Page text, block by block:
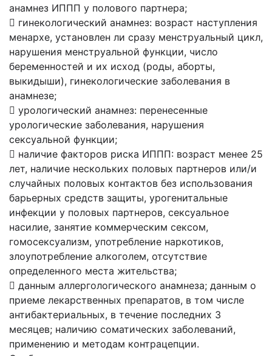
анамнез ИППП у полового партнера;
 гинекологический анамнез: возраст наступления
менархе, установлен ли сразу менструальный цикл,
нарушения менструальной функции, число
беременностей и их исход (роды, аборты,
выкидыши), гинекологические заболевания в
анамнезе;
 урологический анамнез: перенесенные
урологические заболевания, нарушения
сексуальной функции;
 наличие факторов риска ИППП: возраст менее 25
лет, наличие нескольких половых партнеров или/и
случайных половых контактов без использования
барьерных средств защиты, урогенитальные
инфекции у половых партнеров, сексуальное
насилие, занятие коммерческим сексом,
гомосексуализм, употребление наркотиков,
злоупотребление алкоголем, отсутствие
определенного места жительства;
 данным аллергологического анамнеза; данным о
приеме лекарственных препаратов, в том числе
антибактериальных, в течение последних 3
месяцев; наличию соматических заболеваний,
применению и методам контрацепции.